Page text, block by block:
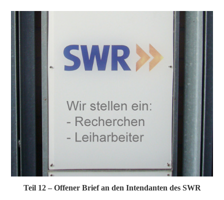
Teil 12 – Offener Brief an den Intendanten des SWR